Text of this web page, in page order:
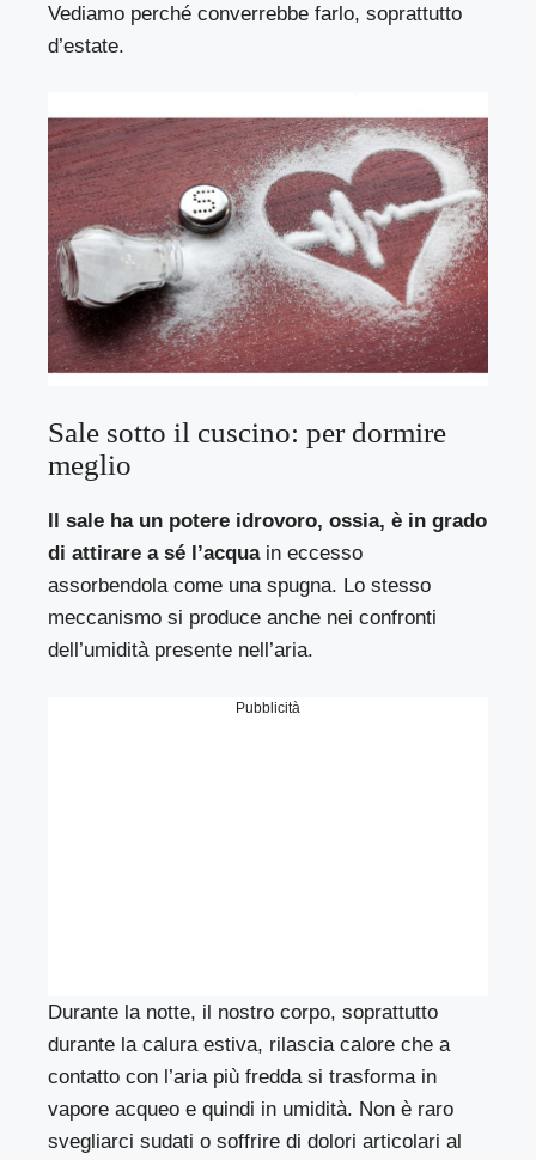
Vediamo perché converrebbe farlo, soprattutto
d’estate.
Sale sotto il cuscino: per dormire
meglio
Il sale ha un potere idrovoro, ossia, è in grado
di attirare a sé l’acquain eccesso
assorbendola come una spugna. Lo stesso
meccanismo si produce anche nei confronti
dell’umidità presente nell’aria.
Pubblicità
Durante la notte, il nostro corpo, soprattutto
durante la calura estiva, rilascia calore che a
contatto con l’aria più fredda si trasforma in
vapore acqueo e quindi in umidità. Non è raro
svegliarci sudati o soffrire di dolori articolari al